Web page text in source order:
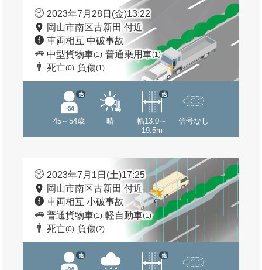
2023年7月28日(金)13:22
岡山市南区古新田 付近
車両相互 中破事故
中型貨物車(1) 普通乗用車(1)
死亡(0) 負傷(1)
45～54歳
他
晴
幅13.0～
19.5m
他
信号なし
2023年7月1日(土)17:25
岡山市南区古新田 付近
車両相互 小破事故
普通貨物車(1) 軽自動車(1)
死亡(0) 負傷(2)
他 他